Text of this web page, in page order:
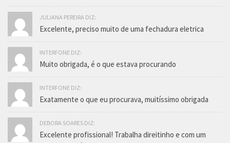
JULIANA PEREIRA DIZ:
Excelente, preciso muito de uma fechadura eletrica
INTERFONE DIZ:
Muito obrigada, é o que estava procurando
INTERFONE DIZ:
Exatamente o que eu procurava, muitíssimo obrigada
DEBORA SOARES DIZ:
Excelente profissional! Trabalha direitinho e com um